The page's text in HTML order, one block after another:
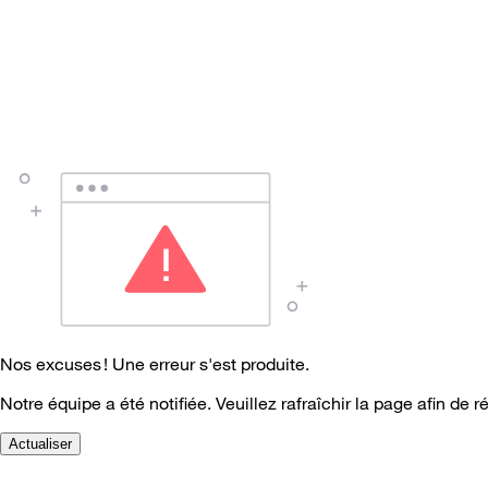
Nos excuses ! Une erreur s'est produite.
Notre équipe a été notifiée. Veuillez rafraîchir la page afin de
Actualiser